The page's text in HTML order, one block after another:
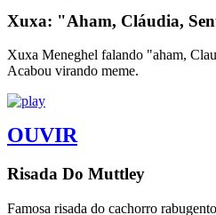
Xuxa: "Aham, Cláudia,
Xuxa Meneghel falando "aham,
Acabou virando meme.
OUVIR
Risada Do Muttley
Famosa risada do cachorro